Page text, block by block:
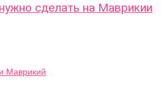
сделать на Маврикии